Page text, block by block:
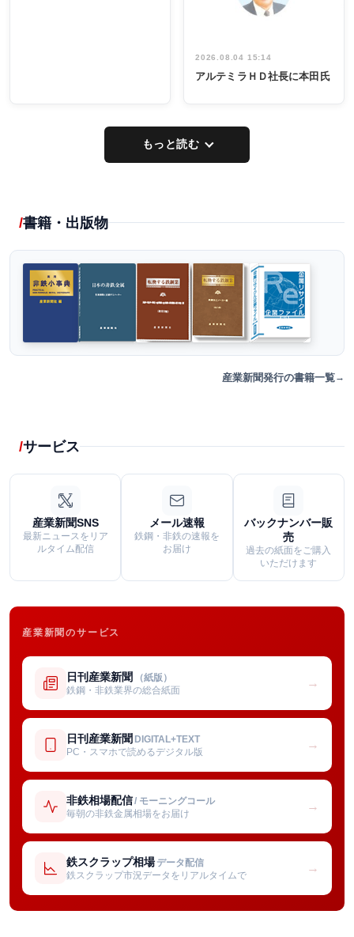
2026.08.04 15:14
アルテミラＨＤ社長に本田氏
もっと読む
書籍・出版物
産業新聞発行の書籍一覧
サービス
産業新聞SNS
最新ニュースをリア
ルタイム配信
メール速報
鉄鋼・非鉄の速報を
お届け
バックナンバー販
売
過去の紙面をご購入
いただけます
産業新聞のサービス
日刊産業新聞 （紙版）
鉄鋼・非鉄業界の総合紙面
→
日刊産業新聞 DIGITAL+TEXT
PC・スマホで読めるデジタル版
→
非鉄相場配信/ モーニングコール
毎朝の非鉄金属相場をお届け
→
鉄スクラップ相場 データ配信
鉄スクラップ市況データをリアルタイムで
→